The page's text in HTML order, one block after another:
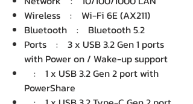
Wireless : Wi-Fi 6E (AX211)
Bluetooth : Bluetooth 5.2
Ports : 3 x USB 3.2 Gen 1 ports
with Power on / Wake-up support
: 1 x USB 3.2 Gen 2 port with
PowerShare